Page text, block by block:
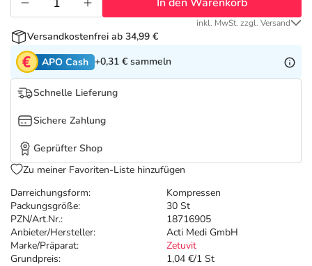
Tierapotheke
Vitamine & Mineralstoffe
Marken
Salus Deals
Darreichungsform:
Kompressen
Packungsgröße:
30 St
PZN/Art.Nr.:
18716905
Anbieter/Hersteller:
Acti Medi GmbH
Marke/Präparat:
Zetuvit
Grundpreis:
1,04 €/1 St
inkl. MwSt. zzgl. Versand
Versandkostenfrei ab 34,99 €
APO Cash +0,31 € sammeln
Schnelle Lieferung
Sichere Zahlung
Geprüfter Shop
Zu meiner Favoriten-Liste hinzufügen